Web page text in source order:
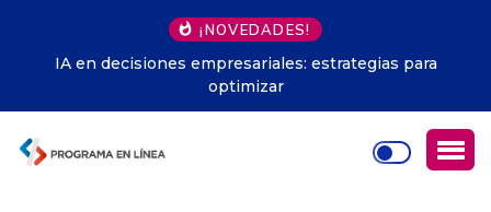
¡NOVEDADES!
IA en decisiones empresariales: estrategias para
optimizar